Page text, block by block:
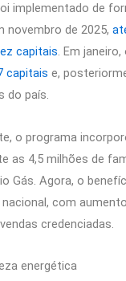
implementado de
novembro de 2025,
capitais. Em janeiro,
capitais e,
do país.
o programa
as 4,5 milhões de
Gás. Agora, o
com
credenciadas.
energética